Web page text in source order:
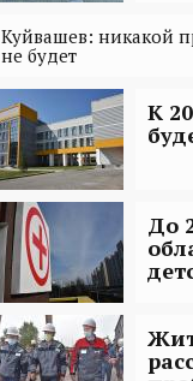
Куйвашев: никакой
не будет
К
До